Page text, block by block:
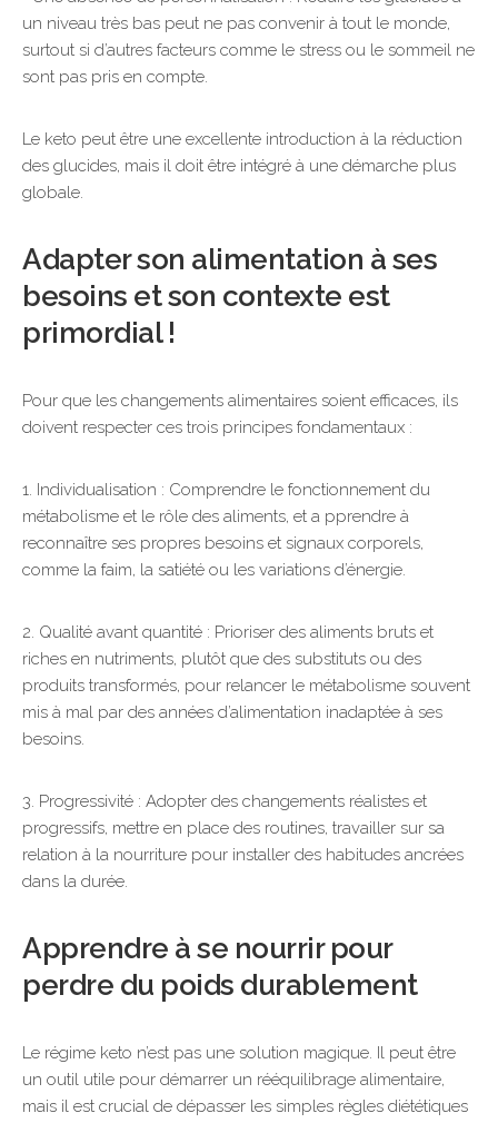
un niveau très bas peut ne pas convenir à tout le monde,
surtout si d’autres facteurs comme le stress ou le sommeil ne
sont pas pris en compte.
Le keto peut être une excellente introduction à la réduction
des glucides, mais il doit être intégré à une démarche plus
globale.
Adapter son alimentation à ses
besoins et son contexte est
primordial !
Pour que les changements alimentaires soient efficaces, ils
doivent respecter ces trois principes fondamentaux :
1. Individualisation : Comprendre le fonctionnement du
métabolisme et le rôle des aliments, et a pprendre à
reconnaître ses propres besoins et signaux corporels,
comme la faim, la satiété ou les variations d’énergie.
2. Qualité avant quantité : Prioriser des aliments bruts et
riches en nutriments, plutôt que des substituts ou des
produits transformés, pour relancer le métabolisme souvent
mis à mal par des années d’alimentation inadaptée à ses
besoins.
3. Progressivité : Adopter des changements réalistes et
progressifs, mettre en place des routines, travailler sur sa
relation à la nourriture pour installer des habitudes ancrées
dans la durée.
Apprendre à se nourrir pour
perdre du poids durablement
Le régime keto n’est pas une solution magique. Il peut être
un outil utile pour démarrer un rééquilibrage alimentaire,
mais il est crucial de dépasser les simples règles diététiques